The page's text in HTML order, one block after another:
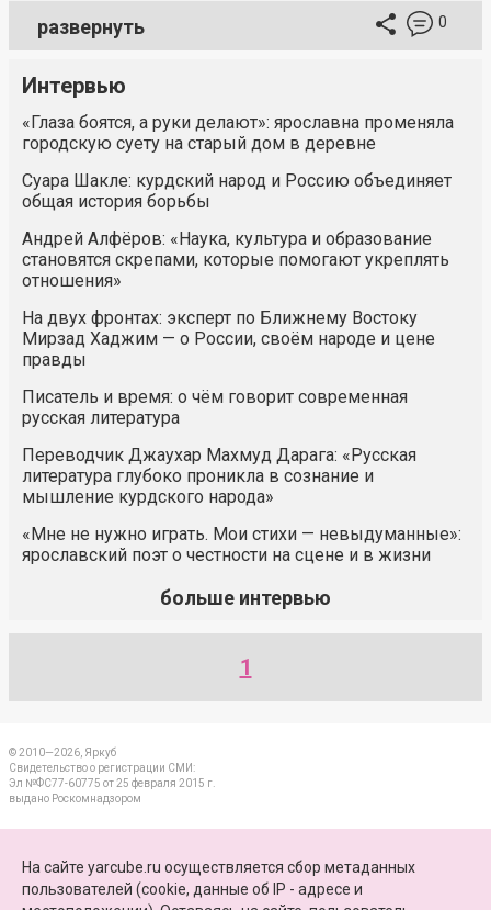
развернуть 0
Интервью
«Глаза боятся, а руки делают»: ярославна променяла
городскую суету на старый дом в деревне
Суара Шакле: курдский народ и Россию объединяет
общая история борьбы
Андрей Алфёров: «Наука, культура и образование
становятся скрепами, которые помогают укреплять
отношения»
На двух фронтах: эксперт по Ближнему Востоку
Мирзад Хаджим — о России, своём народе и цене
правды
Писатель и время: о чём говорит современная
русская литература
Переводчик Джаухар Махмуд Дарага: «Русская
литература глубоко проникла в сознание и
мышление курдского народа»
«Мне не нужно играть. Мои стихи — невыдуманные»:
ярославский поэт о честности на сцене и в жизни
больше интервью
1
© 2010—2026, Яркуб
Свидетельство о регистрации СМИ:
Эл №ФС77-60775 от 25 февраля 2015 г.
выдано Роскомнадзором
ПАРТНЕРЫ
На сайте yarcube.ru осуществляется сбор метаданных
пользователей (cookie, данные об IP - адресе и